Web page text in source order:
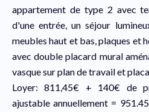
appartement de type 2 avec
d'une entrée, un séjour
meubles haut et bas, plaques et
avec double placard mural
vasque sur plan de travail et
Loyer: 811,45€ + 140€ de
ajustable annuellement =